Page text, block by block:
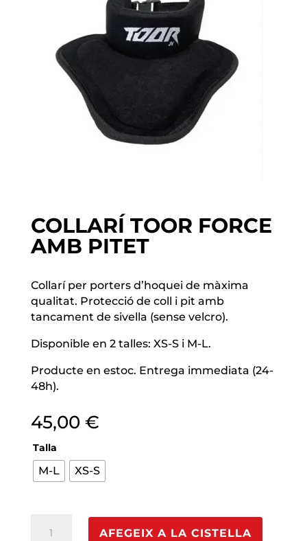
COLLARÍ TOOR FORCE
AMB PITET
Collarí per porters d’hoquei de màxima
qualitat. Protecció de coll i pit amb
tancament de sivella (sense velcro).
Disponible en 2 talles: XS-S i M-L.
Producte en estoc. Entrega immediata (24-
48h).
45,00 €
Talla
M-L XS-S
AFEGEIX A LA CISTELLA